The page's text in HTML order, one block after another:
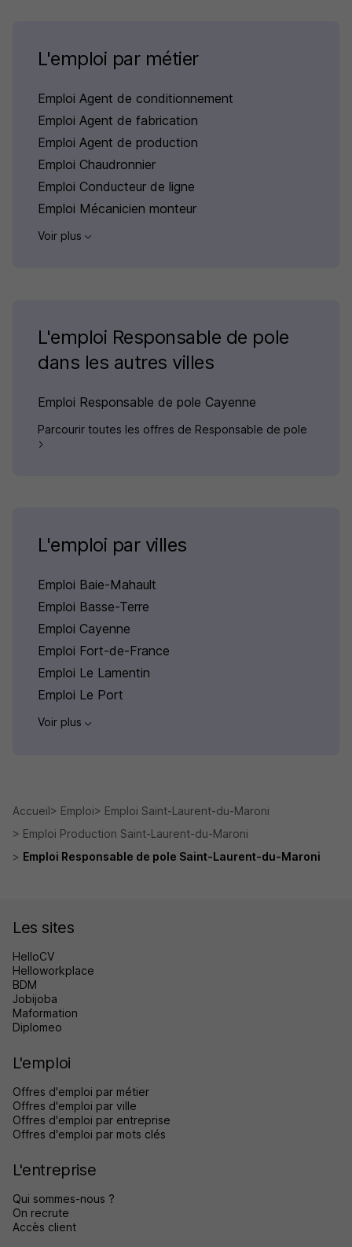
L'emploi par métier
Emploi Agent de conditionnement
Emploi Agent de fabrication
Emploi Agent de production
Emploi Chaudronnier
Emploi Conducteur de ligne
Emploi Mécanicien monteur
Voir plus
L'emploi Responsable de pole
dans les autres villes
Emploi Responsable de pole Cayenne
Parcourir toutes les offres de Responsable de pole
L'emploi par villes
Emploi Baie-Mahault
Emploi Basse-Terre
Emploi Cayenne
Emploi Fort-de-France
Emploi Le Lamentin
Emploi Le Port
Voir plus
Accueil Emploi
Emploi Saint-Laurent-du-Maroni
Emploi Production Saint-Laurent-du-Maroni
Emploi Responsable de pole Saint-Laurent-du-Maroni
Les sites
HelloCV
Helloworkplace
BDM
Jobijoba
Maformation
Diplomeo
L'emploi
Offres d'emploi par métier
Offres d'emploi par ville
Offres d'emploi par entreprise
Offres d'emploi par mots clés
L'entreprise
Qui sommes-nous ?
On recrute
Accès client